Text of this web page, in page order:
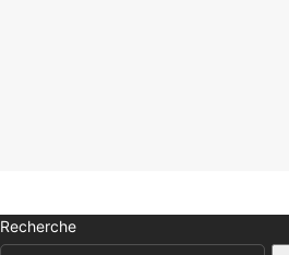
Recherche